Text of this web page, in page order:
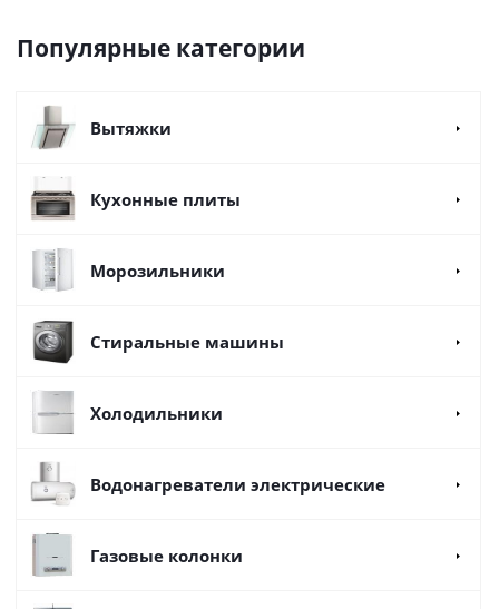
Популярные категории
Вытяжки
Кухонные плиты
Морозильники
Стиральные машины
Холодильники
Водонагреватели электрические
Газовые колонки